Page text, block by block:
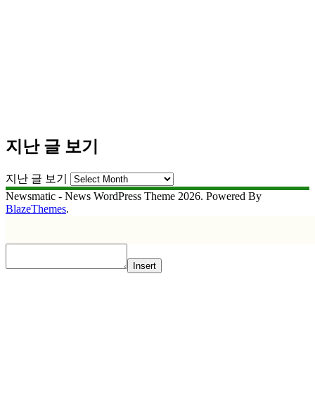
지난 글 보기
지난 글 보기
Newsmatic - News WordPress Theme 2026. Powered By
BlazeThemes.
Insert